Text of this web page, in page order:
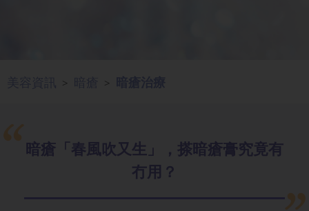
> >
暗瘡「春風吹又生」，搽暗瘡膏究竟有
冇用？